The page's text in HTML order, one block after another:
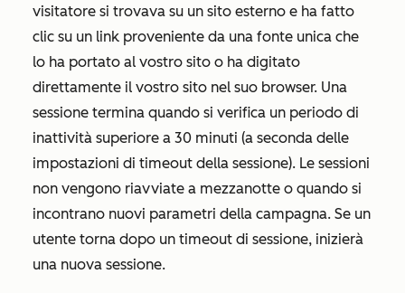
visitatore si trovava su un sito esterno e ha fatto
clic su un link proveniente da una fonte unica che
lo ha portato al vostro sito o ha digitato
direttamente il vostro sito nel suo browser. Una
sessione termina quando si verifica un periodo di
inattività superiore a 30 minuti (a seconda delle
impostazioni di timeout della sessione). Le sessioni
non vengono riavviate a mezzanotte o quando si
incontrano nuovi parametri della campagna. Se un
utente torna dopo un timeout di sessione, inizierà
una nuova sessione.